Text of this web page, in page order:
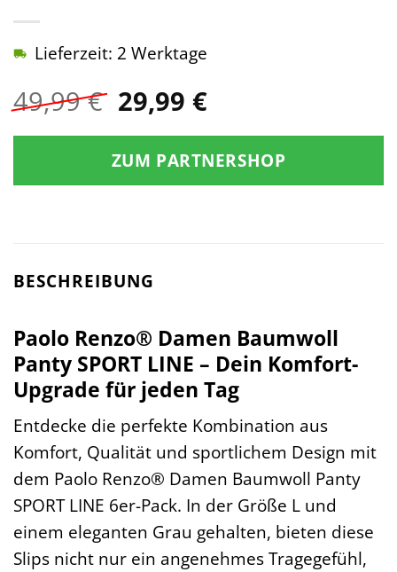
49,99€ Ursprünglicher
Preis
war:
49,99 €
29,99 €Aktueller
ist:
29,99 €.
Lieferzeit: 2 Werktage
ZUM PARTNERSHOP
BESCHREIBUNG
Paolo Renzo® Damen Baumwoll
Panty SPORT LINE – Dein Komfort-
Upgrade für jeden Tag
Entdecke die perfekte Kombination aus
Komfort, Qualität und sportlichem Design mit
dem Paolo Renzo® Damen Baumwoll Panty
SPORT LINE 6er-Pack. In der Größe L und
einem eleganten Grau gehalten, bieten diese
Slips nicht nur ein angenehmes Tragegefühl,